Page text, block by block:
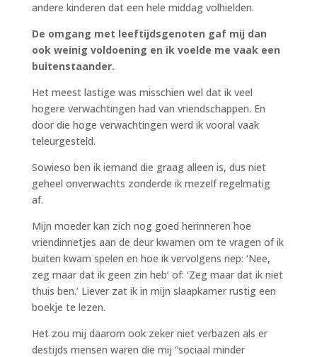
andere kinderen dat een hele middag volhielden.
De omgang met leeftijdsgenoten gaf mij dan
ook weinig voldoening en ik voelde me vaak een
buitenstaander.
Het meest lastige was misschien wel dat ik veel
hogere verwachtingen had van vriendschappen. En
door die hoge verwachtingen werd ik vooral vaak
teleurgesteld.
Sowieso ben ik iemand die graag alleen is, dus niet
geheel onverwachts zonderde ik mezelf regelmatig
af.
Mijn moeder kan zich nog goed herinneren hoe
vriendinnetjes aan de deur kwamen om te vragen of ik
buiten kwam spelen en hoe ik vervolgens riep: ‘Nee,
zeg maar dat ik geen zin heb’ of: ‘Zeg maar dat ik niet
thuis ben.’ Liever zat ik in mijn slaapkamer rustig een
boekje te lezen.
Het zou mij daarom ook zeker niet verbazen als er
destijds mensen waren die mij “sociaal minder